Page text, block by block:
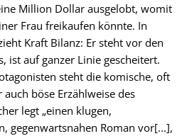
Million Dollar ausgelobt, womit
Frau freikaufen könnte. In
Kraft Bilanz: Er steht vor den
ist auf ganzer Linie gescheitert.
steht die komische, oft
böse Erzählweise des
legt „einen klugen,
gegenwartsnahen Roman vor[...],